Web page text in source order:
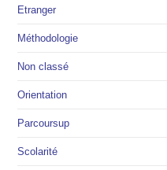
Etranger
Méthodologie
Non classé
Orientation
Parcoursup
Scolarité